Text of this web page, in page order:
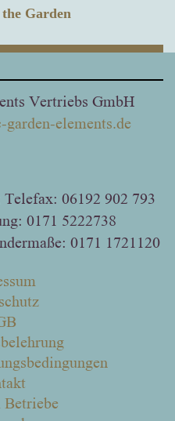
Garden
Vertriebs GmbH
garden-elements.de
06192 902 793
0171 5222738
0171 1721120
Betriebe